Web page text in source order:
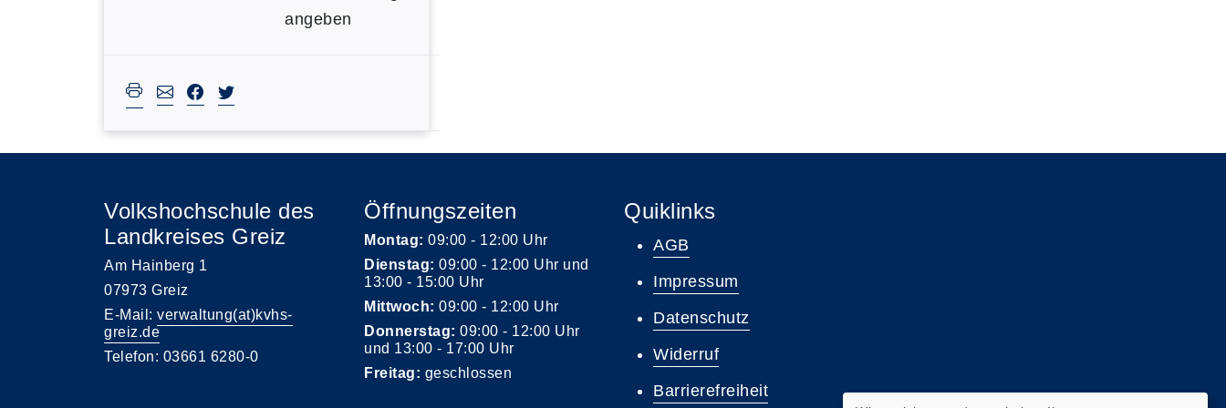
angeben
Volkshochschule des
Landkreises Greiz
Am Hainberg 1
07973 Greiz
E-Mail: verwaltung(at)kvhs-
greiz.de
Telefon: 03661 6280-0
Öffnungszeiten
Montag: 09:00 - 12:00 Uhr
Dienstag: 09:00 - 12:00 Uhr und
13:00 - 15:00 Uhr
Mittwoch: 09:00 - 12:00 Uhr
Donnerstag: 09:00 - 12:00 Uhr
und 13:00 - 17:00 Uhr
Freitag: geschlossen
Quiklinks
AGB
Impressum
Datenschutz
Widerruf
Barrierefreiheit